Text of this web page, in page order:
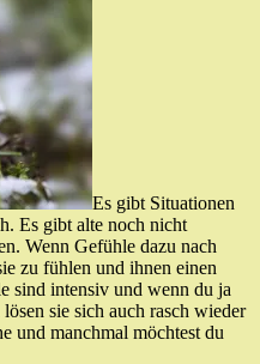
Es gibt Situationen
Es gibt alte noch nicht
Wenn Gefühle dazu nach
zu fühlen und ihnen einen
sind intensiv und wenn du ja
sie sich auch rasch wieder
und manchmal möchtest du